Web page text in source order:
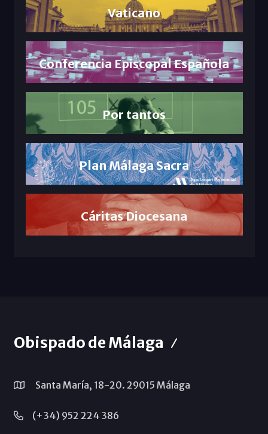
Vaticano
Conferencia Episcopal Española
Por tantos
Plan Málaga Sacra
Cáritas Diocesana
Obispado de Málaga
Santa María, 18-20. 29015 Málaga
(+34) 952 224 386